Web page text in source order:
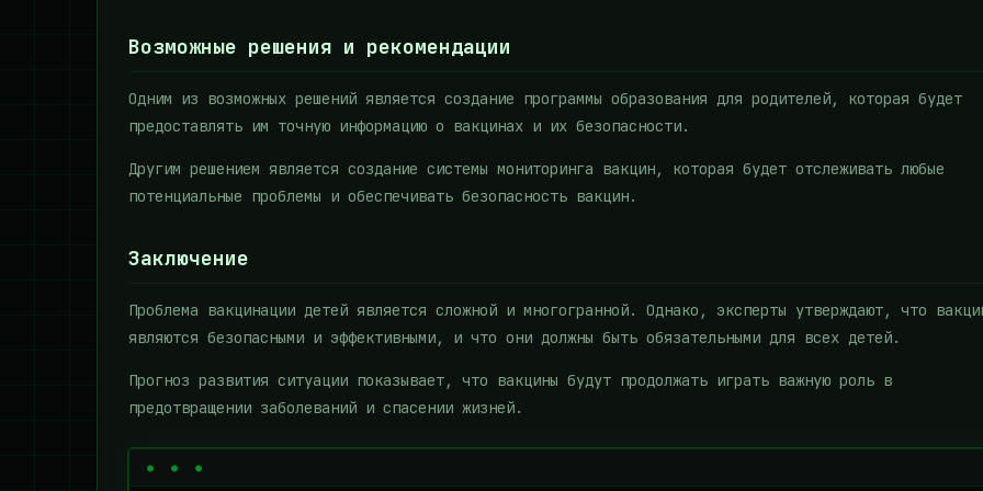
Возможные решения и рекомендации
Одним из возможных решений является создание программы образования для родителей, которая будет
предоставлять им точную информацию о вакцинах и их безопасности.
Другим решением является создание системы мониторинга вакцин, которая будет отслеживать любые
потенциальные проблемы и обеспечивать безопасность вакцин.
Заключение
Проблема вакцинации детей является сложной и многогранной. Однако, эксперты утверждают, что
являются безопасными и эффективными, и что они должны быть обязательными для всех детей.
Прогноз развития ситуации показывает, что вакцины будут продолжать играть важную роль в
предотвращении заболеваний и спасении жизней.